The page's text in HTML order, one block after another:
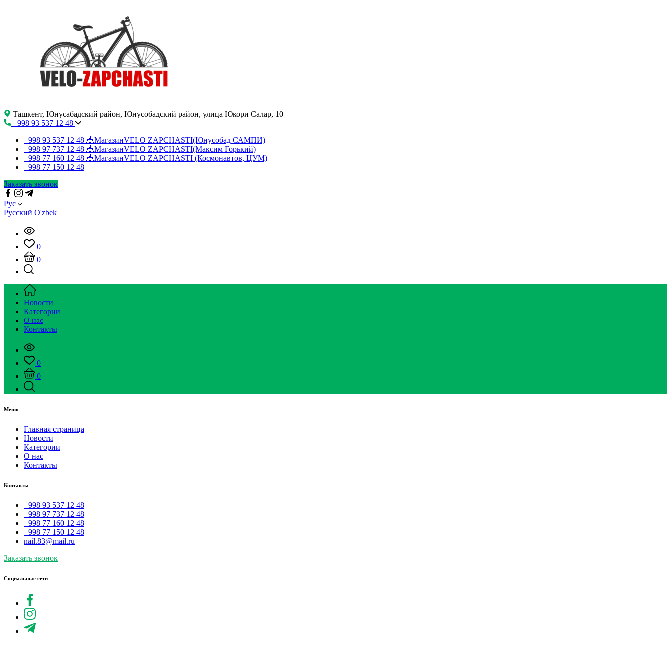
Ташкент, Юнусабадский район, Юнусобадский район, улица Юкори Салар, 10
+998 93 537 12 48
+998 93 537 12 48 🎪МагазинVELO ZAPCHASTI(Юнусобад САМПИ)
+998 97 737 12 48 🎪МагазинVELO ZAPCHASTI(Максим Горький)
+998 77 160 12 48 🎪МагазинVELO ZAPCHASTI (Космонавтов, ЦУМ)
+998 77 150 12 48
Заказать звонок
Рус
Русский O'zbek
0
0
Новости
Категории
О нас
Контакты
0
0
Меню
Главная страница
Новости
Категории
О нас
Контакты
Контакты
+998 93 537 12 48
+998 97 737 12 48
+998 77 160 12 48
+998 77 150 12 48
nail.83@mail.ru
Заказать звонок
Социальные сети